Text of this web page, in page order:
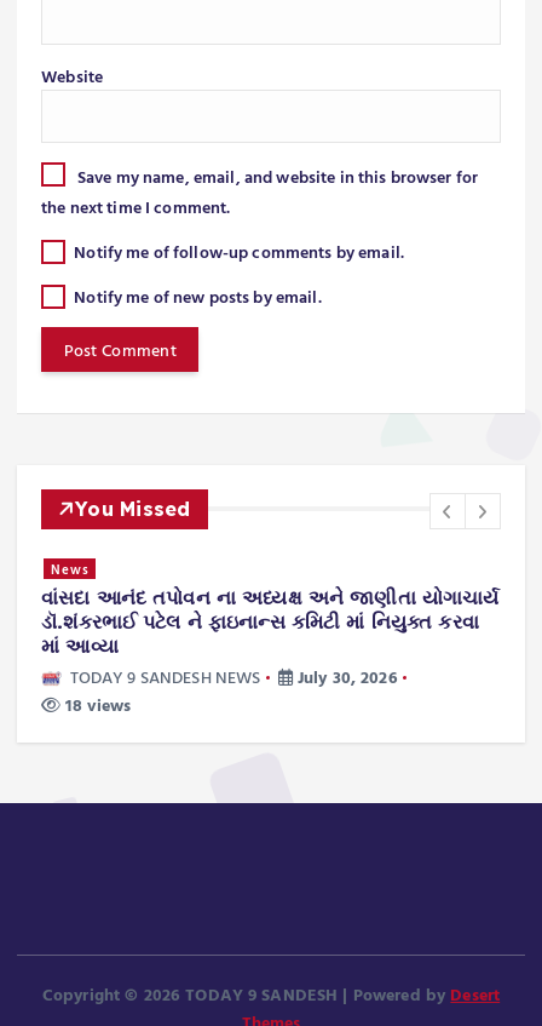
Website
Save my name, email, and website in this browser for
the next time I comment.
Notify me of follow-up comments by email.
Notify me of new posts by email.
You Missed
News
વાંસદા આનંદ તપોવન ના અધ્યક્ષ અને જાણીતા યોગાચાર્ય
ડૉ.શંકરભાઈ પટેલ ને ફાઇનાન્સ કમિટી માં નિયુક્ત કરવા
માં આવ્યા
TODAY 9 SANDESH NEWS
July 30, 2026
18 views
Copyright © 2026 TODAY 9 SANDESH | Powered by Desert